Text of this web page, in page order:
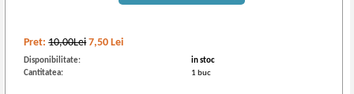
Pret:10,00Lei 7,50 Lei
Disponibilitate:
in stoc
Cantitatea:
1 buc